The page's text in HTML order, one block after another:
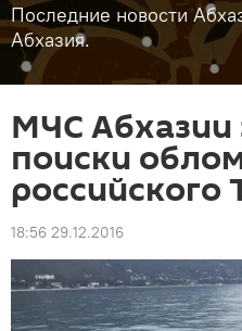
Последние новости
Абхазия.
МЧС Абхазии
поиски
российского
18:56 29.12.2016